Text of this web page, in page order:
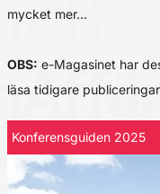
mycket mer…
OBS: e-Magasinet har
läsa tidigare
Konferensguiden 2025